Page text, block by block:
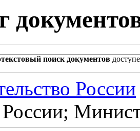
поиск документов
России